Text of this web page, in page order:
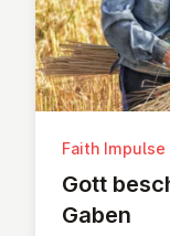
Faith Impulse
Gott
Gaben